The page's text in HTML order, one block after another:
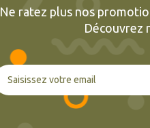
Ne ratez plus nos
Découvrez